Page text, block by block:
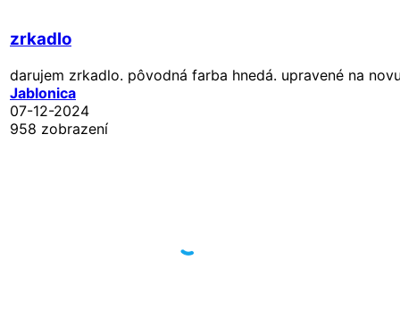
zrkadlo
darujem zrkadlo. pôvodná farba hnedá. upravené na
Jablonica
07-12-2024
958 zobrazení